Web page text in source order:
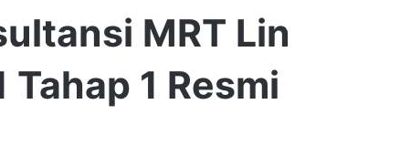
MRT Lin
1 Resmi